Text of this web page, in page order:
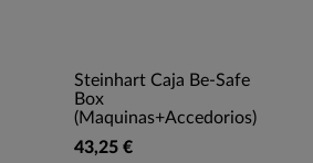
Steinhart Caja Be-Safe
Box
(Maquinas+Accedorios)
43,25 €